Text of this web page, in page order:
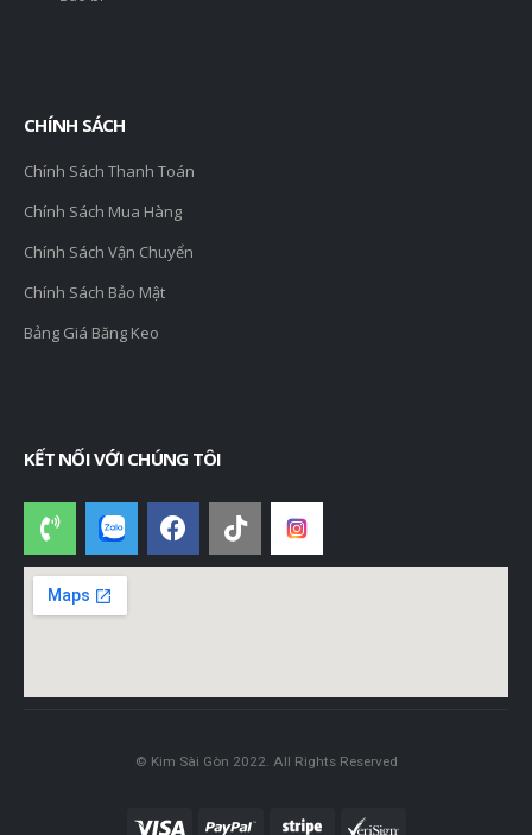
CHÍNH SÁCH
Chính Sách Thanh Toán
Chính Sách Mua Hàng
Chính Sách Vận Chuyển
Chính Sách Bảo Mật
Bảng Giá Băng Keo
KẾT NỐI VỚI CHÚNG TÔI
© Kim Sài Gòn 2022. All Rights Reserved